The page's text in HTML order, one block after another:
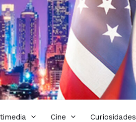
Cine Curiosidades